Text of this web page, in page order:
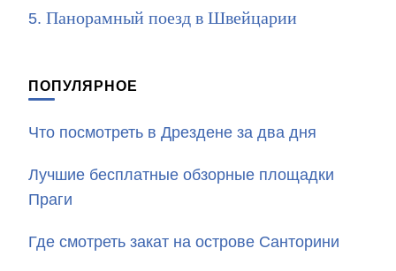
Панорамный поезд в Швейцарии
ПОПУЛЯРНОЕ
Что посмотреть в Дрездене за два дня
Лучшие бесплатные обзорные площадки
Праги
Где смотреть закат на острове Санторини